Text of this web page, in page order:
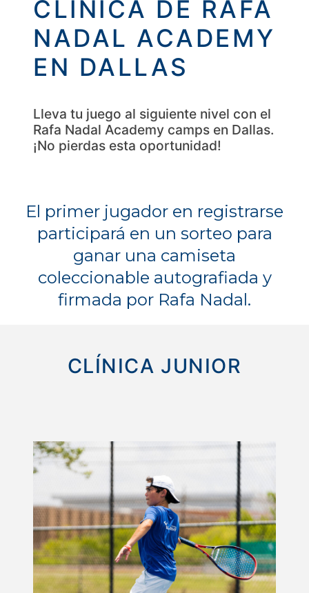
CLÍNICA DE RAFA
NADAL ACADEMY
EN DALLAS
Lleva tu juego al siguiente nivel con el
Rafa Nadal Academy camps en Dallas.
¡No pierdas esta oportunidad!
El primer jugador en registrarse
participará en un sorteo para
ganar una camiseta
coleccionable autografiada y
firmada por Rafa Nadal.
CLÍNICA JUNIOR